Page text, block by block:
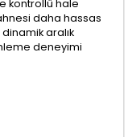
kontrollü hale
daha hassas
aralık
deneyimi